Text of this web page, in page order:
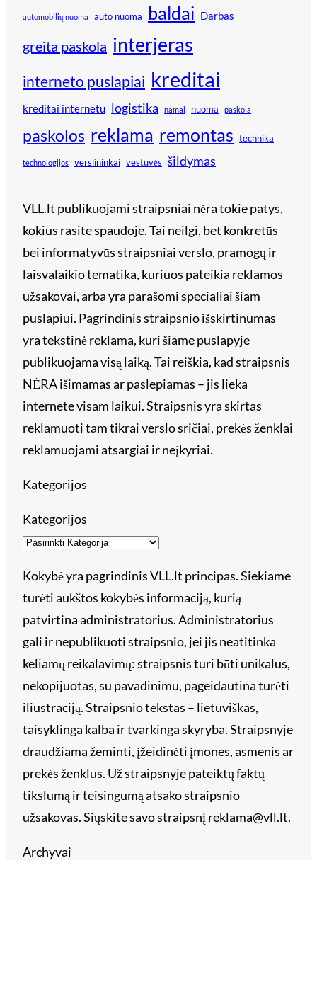
automobilių nuoma auto nuoma baldai Darbas
greita paskola interjeras
interneto puslapiai kreditai
kreditai internetu logistika namai nuoma paskola
paskolos reklama remontas technika
technologijos verslininkai vestuvės šildymas
VLL.lt publikuojami straipsniai nėra tokie patys,
kokius rasite spaudoje. Tai neilgi, bet konkretūs
bei informatyvūs straipsniai verslo, pramogų ir
laisvalaikio tematika, kuriuos pateikia reklamos
užsakovai, arba yra parašomi specialiai šiam
puslapiui. Pagrindinis straipsnio išskirtinumas
yra tekstinė reklama, kuri šiame puslapyje
publikuojama visą laiką. Tai reiškia, kad straipsnis
NĖRA išimamas ar paslepiamas – jis lieka
internete visam laikui. Straipsnis yra skirtas
reklamuoti tam tikrai verslo sričiai, prekės ženklai
reklamuojami atsargiai ir neįkyriai.
Kategorijos
Kategorijos
Kokybė yra pagrindinis VLL.lt principas. Siekiame
turėti aukštos kokybės informaciją, kurią
patvirtina administratorius. Administratorius
gali ir nepublikuoti straipsnio, jei jis neatitinka
keliamų reikalavimų: straipsnis turi būti unikalus,
nekopijuotas, su pavadinimu, pageidautina turėti
iliustraciją. Straipsnio tekstas – lietuviškas,
taisyklinga kalba ir tvarkinga skyryba. Straipsnyje
draudžiama žeminti, įžeidinėti įmones, asmenis ar
prekės ženklus. Už straipsnyje pateiktų faktų
tikslumą ir teisingumą atsako straipsnio
užsakovas. Siųskite savo straipsnį reklama@vll.lt.
Archyvai